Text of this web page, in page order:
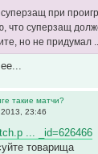
суперзащ при
что суперзащ
но не придумал
такие матчи?
23:46
... _id=626466
товарища